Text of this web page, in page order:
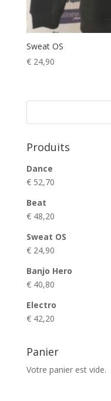
Sweat OS
€24,90
Produits
Dance
€52,70
Beat
€48,20
Sweat OS
€24,90
Banjo Hero
€40,80
Electro
€42,20
Panier
Votre panier est vide.